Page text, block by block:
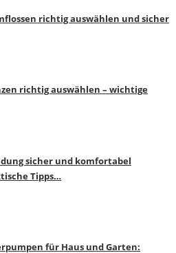
richtig auswählen und sicher
richtig auswählen – wichtige
sicher und komfortabel
Tipps…
für Haus und Garten: